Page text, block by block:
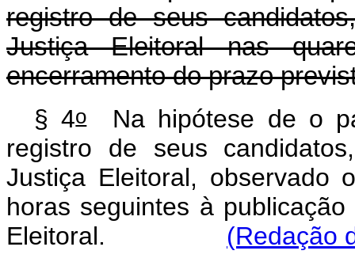
registro de seus
Justiça Eleitoral nas
encerramento do prazo
§ 4oNa hipótese de o
registro de seus
Justiça Eleitoral, observado
horas seguintes à
Eleitoral.
(Redação